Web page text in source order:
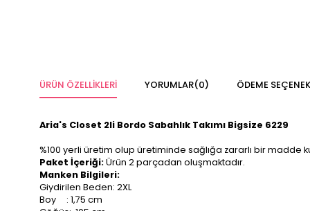
ÜRÜN ÖZELLIKLERI YORUMLAR(0) ÖDEME
Aria's Closet 2li Bordo Sabahlık Takımı Bigsize 6229
%100 yerli üretim olup üretiminde sağlığa zararlı bir
Paket İçeriği:Ürün 2 parçadan oluşmaktadır.
Manken Bilgileri:
Giydirilen Beden: 2XL
Boy : 1,75 cm